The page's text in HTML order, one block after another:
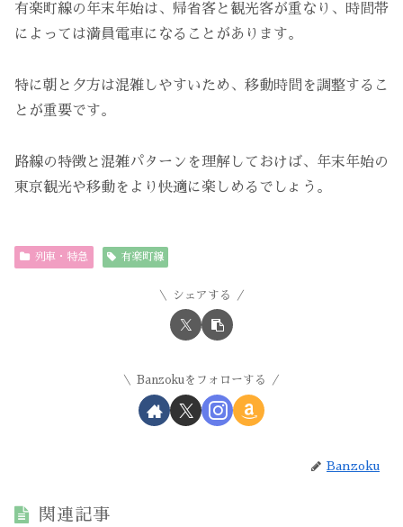
有楽町線の年末年始は、帰省客と観光客が重なり、時間帯
によっては満員電車になることがあります。
特に朝と夕方は混雑しやすいため、移動時間を調整するこ
とが重要です。
路線の特徴と混雑パターンを理解しておけば、年末年始の
東京観光や移動をより快適に楽しめるでしょう。
列車・特急 有楽町線
シェアする
Banzokuをフォローする
Banzoku
関連記事